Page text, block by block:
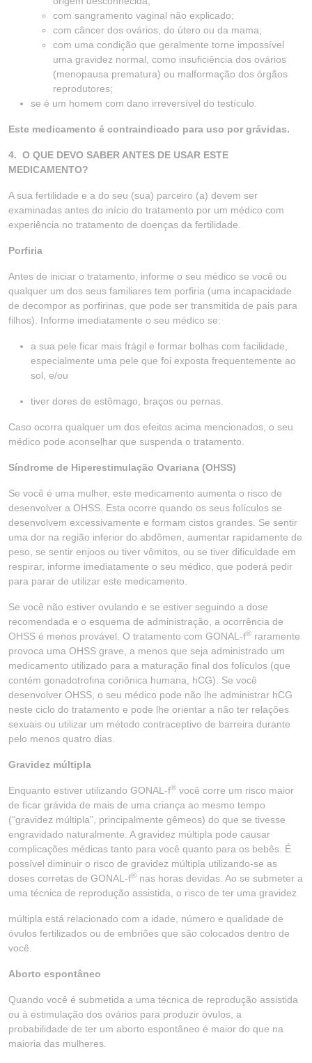
com sangramento vaginal não explicado;
com câncer dos ovários, do útero ou da mama;
com uma condição que geralmente torne impossível
uma gravidez normal, como insuficiência dos ovários
(menopausa prematura) ou malformação dos órgãos
reprodutores;
se é um homem com dano irreversível do testículo.
Este medicamento é contraindicado para uso por grávidas.
4. O QUE DEVO SABER ANTES DE USAR ESTE
MEDICAMENTO?
A sua fertilidade e a do seu (sua) parceiro (a) devem ser
examinadas antes do início do tratamento por um médico com
experiência no tratamento de doenças da fertilidade.
Porfiria
Antes de iniciar o tratamento, informe o seu médico se você ou
qualquer um dos seus familiares tem porfiria (uma incapacidade
de decompor as porfirinas, que pode ser transmitida de pais para
filhos). Informe imediatamente o seu médico se:
a sua pele ficar mais frágil e formar bolhas com facilidade,
especialmente uma pele que foi exposta frequentemente ao
sol, e/ou
tiver dores de estômago, braços ou pernas.
Caso ocorra qualquer um dos efeitos acima mencionados, o seu
médico pode aconselhar que suspenda o tratamento.
Síndrome de Hiperestimulação Ovariana (OHSS)
Se você é uma mulher, este medicamento aumenta o risco de
desenvolver a OHSS. Esta ocorre quando os seus folículos se
desenvolvem excessivamente e formam cistos grandes. Se sentir
uma dor na região inferior do abdômen, aumentar rapidamente de
peso, se sentir enjoos ou tiver vômitos, ou se tiver dificuldade em
respirar, informe imediatamente o seu médico, que poderá pedir
para parar de utilizar este medicamento.
Se você não estiver ovulando e se estiver seguindo a dose
recomendada e o esquema de administração, a ocorrência de
OHSS é menos provável. O tratamento com GONAL-f® raramente
provoca uma OHSS grave, a menos que seja administrado um
medicamento utilizado para a maturação final dos folículos (que
contém gonadotrofina coriônica humana, hCG). Se você
desenvolver OHSS, o seu médico pode não lhe administrar hCG
neste ciclo do tratamento e pode lhe orientar a não ter relações
sexuais ou utilizar um método contraceptivo de barreira durante
pelo menos quatro dias.
Gravidez múltipla
Enquanto estiver utilizando GONAL-f® você corre um risco maior
de ficar grávida de mais de uma criança ao mesmo tempo
(“gravidez múltipla”, principalmente gêmeos) do que se tivesse
engravidado naturalmente. A gravidez múltipla pode causar
complicações médicas tanto para você quanto para os bebês. É
possível diminuir o risco de gravidez múltipla utilizando-se as
doses corretas de GONAL-f® nas horas devidas. Ao se submeter a
uma técnica de reprodução assistida, o risco de ter uma gravidez
múltipla está relacionado com a idade, número e qualidade de
óvulos fertilizados ou de embriões que são colocados dentro de
você.
Aborto espontâneo
Quando você é submetida a uma técnica de reprodução assistida
ou à estimulação dos ovários para produzir óvulos, a
probabilidade de ter um aborto espontâneo é maior do que na
maioria das mulheres.